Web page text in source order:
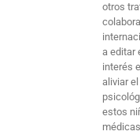
otros
a editar
interés
aliviar
estos